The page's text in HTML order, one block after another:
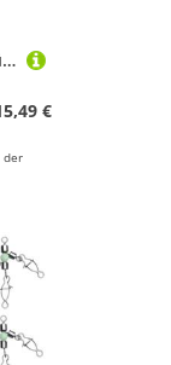
Woedpez Tragbare Angelausrüstungsbox, Köder-Organizer, Aufbewahrungsbox, Köder-Trenner, Organizer mit herausnehmbarer Trennwand, tragbares Angelzubehör-Etui
€
der